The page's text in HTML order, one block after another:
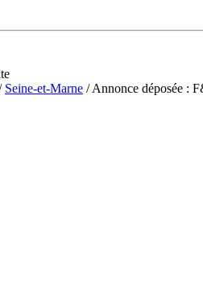
Seine-et-Marne / Annonce déposée :